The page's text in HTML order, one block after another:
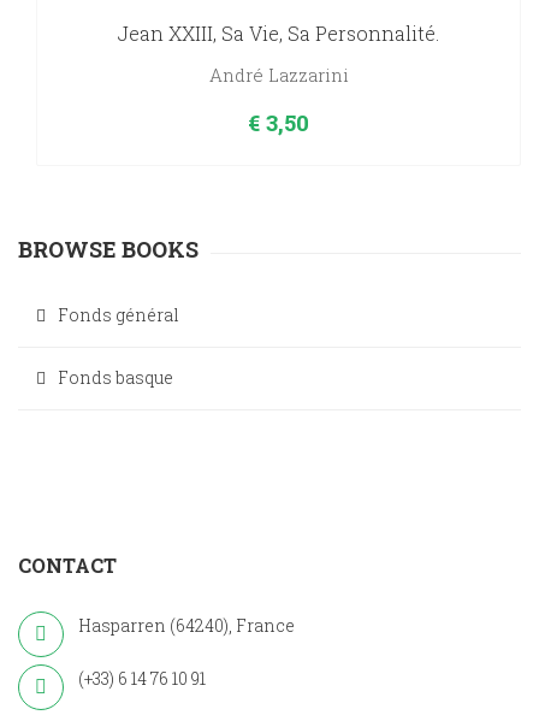
Jean XXIII, Sa Vie, Sa Personnalité.
André Lazzarini
€ 3,50
BROWSE BOOKS
Fonds général
Fonds basque
CONTACT
Hasparren (64240), France
(+33) 6 14 76 10 91